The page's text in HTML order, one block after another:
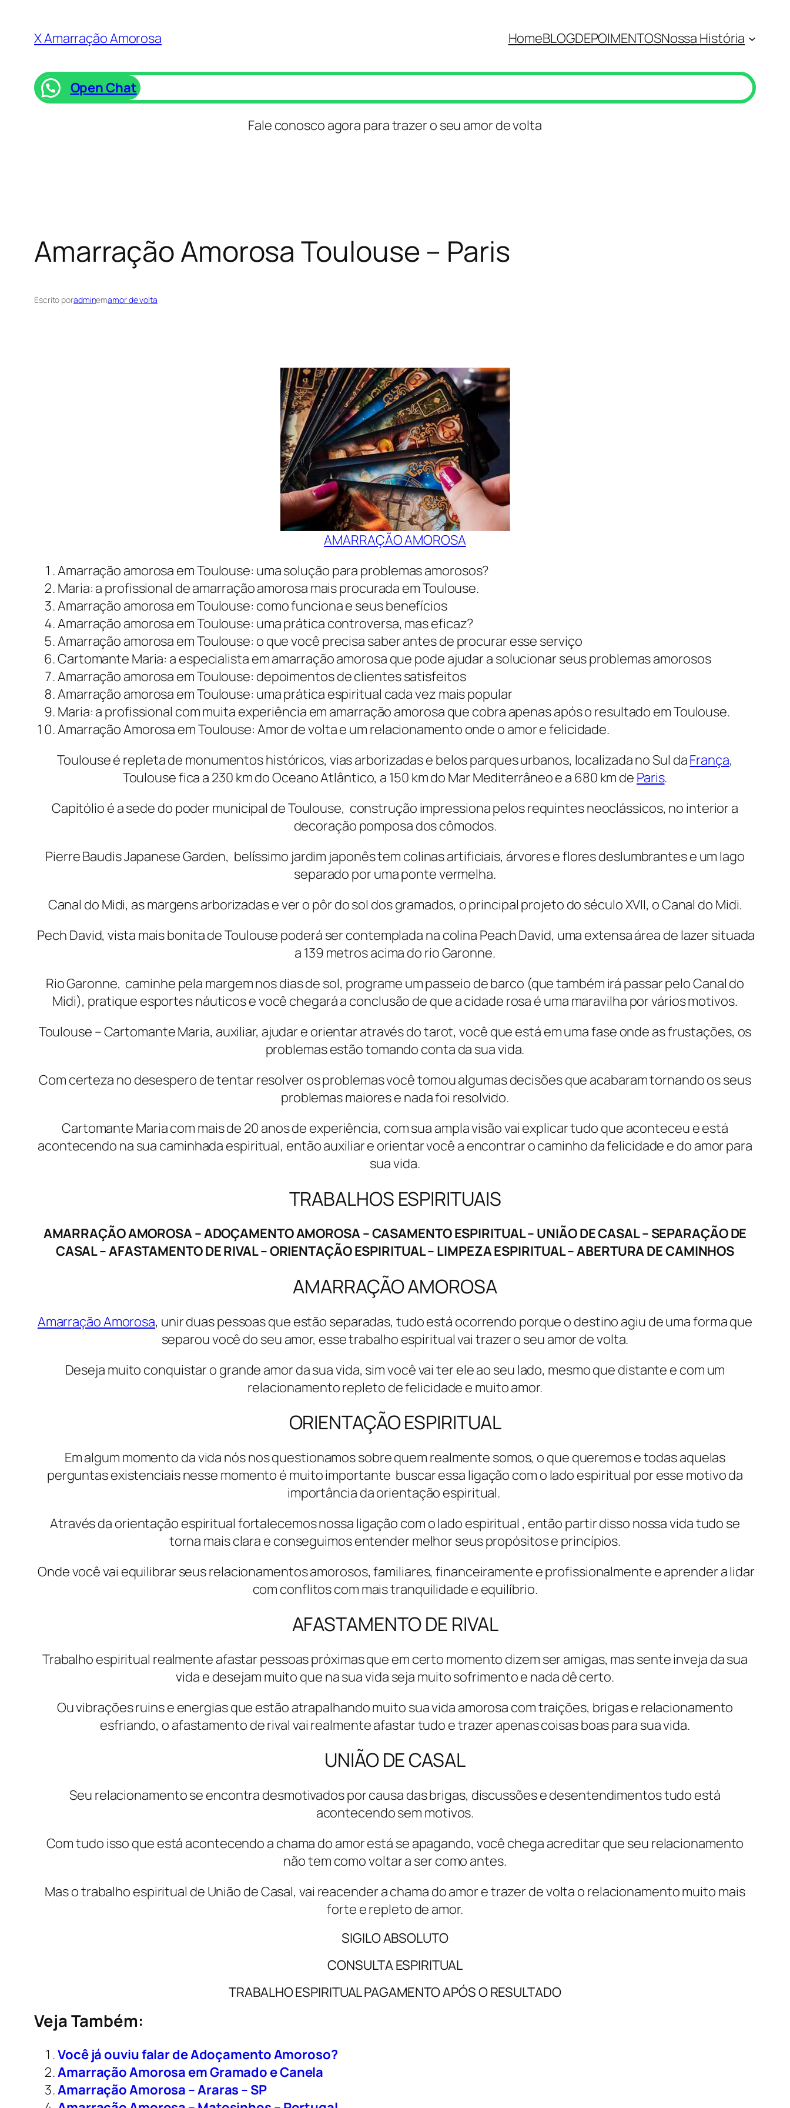
X Amarração Amorosa HomeBLOGDEPOIMENTOSNossa História
Open Chat
Fale conosco agora para trazer o seu amor de volta
Amarração Amorosa Toulouse – Paris
Escrito poradminemamor de volta
AMARRAÇÃO AMOROSA
Amarração amorosa em Toulouse: uma solução para problemas amorosos?
Maria: a profissional de amarração amorosa mais procurada em Toulouse.
Amarração amorosa em Toulouse: como funciona e seus benefícios
Amarração amorosa em Toulouse: uma prática controversa, mas eficaz?
Amarração amorosa em Toulouse: o que você precisa saber antes de procurar esse serviço
Cartomante Maria: a especialista em amarração amorosa que pode ajudar a solucionar seus problemas amorosos
Amarração amorosa em Toulouse: depoimentos de clientes satisfeitos
Amarração amorosa em Toulouse: uma prática espiritual cada vez mais popular
Maria: a profissional com muita experiência em amarração amorosa que cobra apenas após o resultado em Toulouse.
Amarração Amorosa em Toulouse: Amor de volta e um relacionamento onde o amor e felicidade.
Toulouse é repleta de monumentos históricos, vias arborizadas e belos parques urbanos, localizada no Sul daFrança,
Toulouse fica a 230 km do Oceano Atlântico, a 150 km do Mar Mediterrâneo e a 680 km de Paris.
Capitólio é a sede do poder municipal de Toulouse, construção impressiona pelos requintes neoclássicos, no interior a
decoração pomposa dos cômodos.
Pierre Baudis Japanese Garden, belíssimo jardim japonês tem colinas artificiais, árvores e flores deslumbrantes e um lago
separado por uma ponte vermelha.
Canal do Midi, as margens arborizadas e ver o pôr do sol dos gramados, o principal projeto do século XVII, o Canal do Midi.
Pech David, vista mais bonita de Toulouse poderá ser contemplada na colina Peach David, uma extensa área de lazer situada
a 139 metros acima do rio Garonne.
Rio Garonne, caminhe pela margem nos dias de sol, programe um passeio de barco (que também irá passar pelo Canal do
Midi), pratique esportes náuticos e você chegará a conclusão de que a cidade rosa é uma maravilha por vários motivos.
Toulouse – Cartomante Maria, auxiliar, ajudar e orientar através do tarot, você que está em uma fase onde as frustações, os
problemas estão tomando conta da sua vida.
Com certeza no desespero de tentar resolver os problemas você tomou algumas decisões que acabaram tornando os seus
problemas maiores e nada foi resolvido.
Cartomante Maria com mais de 20 anos de experiência, com sua ampla visão vai explicar tudo que aconteceu e está
acontecendo na sua caminhada espiritual, então auxiliar e orientar você a encontrar o caminho da felicidade e do amor para
sua vida.
TRABALHOS ESPIRITUAIS
AMARRAÇÃO AMOROSA – ADOÇAMENTO AMOROSA – CASAMENTO ESPIRITUAL – UNIÃO DE CASAL – SEPARAÇÃO DE
CASAL – AFASTAMENTO DE RIVAL – ORIENTAÇÃO ESPIRITUAL – LIMPEZA ESPIRITUAL – ABERTURA DE CAMINHOS
AMARRAÇÃO AMOROSA
Amarração Amorosa, unir duas pessoas que estão separadas, tudo está ocorrendo porque o destino agiu de uma forma que
separou você do seu amor, esse trabalho espiritual vai trazer o seu amor de volta.
Deseja muito conquistar o grande amor da sua vida, sim você vai ter ele ao seu lado, mesmo que distante e com um
relacionamento repleto de felicidade e muito amor.
ORIENTAÇÃO ESPIRITUAL
Em algum momento da vida nós nos questionamos sobre quem realmente somos, o que queremos e todas aquelas
perguntas existenciais nesse momento é muito importante buscar essa ligação com o lado espiritual por esse motivo da
importância da orientação espiritual.
Através da orientação espiritual fortalecemos nossa ligação com o lado espiritual , então partir disso nossa vida tudo se
torna mais clara e conseguimos entender melhor seus propósitos e princípios.
Onde você vai equilibrar seus relacionamentos amorosos, familiares, financeiramente e profissionalmente e aprender a lidar
com conflitos com mais tranquilidade e equilíbrio.
AFASTAMENTO DE RIVAL
Trabalho espiritual realmente afastar pessoas próximas que em certo momento dizem ser amigas, mas sente inveja da sua
vida e desejam muito que na sua vida seja muito sofrimento e nada dê certo.
Ou vibrações ruins e energias que estão atrapalhando muito sua vida amorosa com traições, brigas e relacionamento
esfriando, o afastamento de rival vai realmente afastar tudo e trazer apenas coisas boas para sua vida.
UNIÃO DE CASAL
Seu relacionamento se encontra desmotivados por causa das brigas, discussões e desentendimentos tudo está
acontecendo sem motivos.
Com tudo isso que está acontecendo a chama do amor está se apagando, você chega acreditar que seu relacionamento
não tem como voltar a ser como antes.
Mas o trabalho espiritual de União de Casal, vai reacender a chama do amor e trazer de volta o relacionamento muito mais
forte e repleto de amor.
SIGILO ABSOLUTO
CONSULTA ESPIRITUAL
TRABALHO ESPIRITUAL PAGAMENTO APÓS O RESULTADO
Veja Também:
Você já ouviu falar de Adoçamento Amoroso?
Amarração Amorosa em Gramado e Canela
Amarração Amorosa – Araras – SP